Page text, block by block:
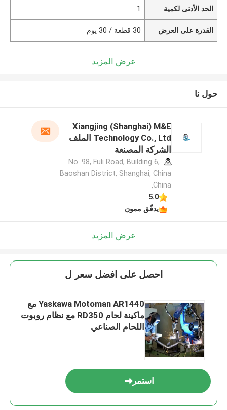
الحد الأدنى لكمية 1
القدرة على العرض 30 قطعة / 30 يوم
عرض المزيد
حول نا
Xiangjing (Shanghai) M&E
Technology Co., Ltd الملف
الشركة المصنعة
No. 98, Fuli Road, Building 6,
Baoshan District, Shanghai, China
,China
5.0
يدقّق ممون
عرض المزيد
احصل على افضل سعر ل
Yaskawa Motoman AR1440 مع
ماكينة لحام RD350 مع نظام روبوت
اللحام الصناعي
استمر